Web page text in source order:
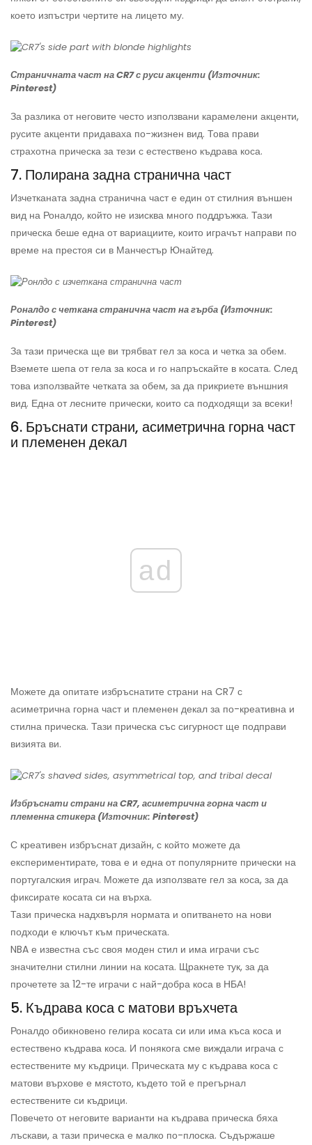
което изпъстри чертите на лицето му.
Страничната част на CR7 с руси акценти (Източник:
Pinterest)
За разлика от неговите често използвани карамелени акценти,
русите акценти придаваха по-жизнен вид. Това прави
страхотна прическа за тези с естествено къдрава коса.
7. Полирана задна странична част
Изчетканата задна странична част е един от стилния външен
вид на Роналдо, който не изисква много поддръжка. Тази
прическа беше една от вариациите, които играчът направи по
време на престоя си в Манчестър Юнайтед.
Роналдо с четкана странична част на гърба (Източник:
Pinterest)
За тази прическа ще ви трябват гел за коса и четка за обем.
Вземете шепа от гела за коса и го напръскайте в косата. След
това използвайте четката за обем, за да прикриете външния
вид. Една от лесните прически, които са подходящи за всеки!
6. Бръснати страни, асиметрична горна част
и племенен декал
ad
Можете да опитате избръснатите страни на CR7 с
асиметрична горна част и племенен декал за по-креативна и
стилна прическа. Тази прическа със сигурност ще подправи
визията ви.
Избръснати страни на CR7, асиметрична горна част и
племенна стикера (Източник: Pinterest)
С креативен избръснат дизайн, с който можете да
експериментирате, това е и една от популярните прически на
португалския играч. Можете да използвате гел за коса, за да
фиксирате косата си на върха.
Тази прическа надхвърля нормата и опитването на нови
подходи е ключът към прическата.
NBA е известна със своя моден стил и има играчи със
значителни стилни линии на косата. Щракнете тук, за да
прочетете за 12-те играчи с най-добра коса в НБА!
5. Къдрава коса с матови връхчета
Роналдо обикновено гелира косата си или има къса коса и
естествено къдрава коса. И понякога сме виждали играча с
естествените му къдрици. Прическата му с къдрава коса с
матови върхове е мястото, където той е прегърнал
естествените си къдрици.
Повечето от неговите варианти на къдрава прическа бяха
лъскави, а тази прическа е малко по-плоска. Съдържаше